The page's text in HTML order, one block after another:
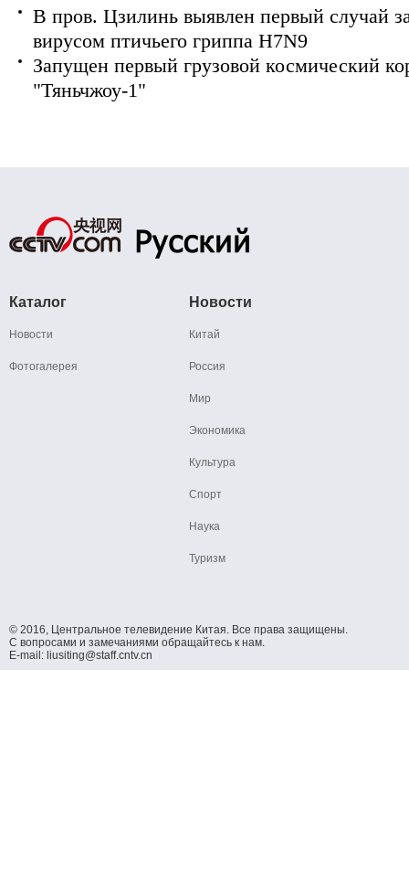
В пров. Цзилинь выявлен первый случай
вирусом птичьего гриппа H7N9
Запущен первый грузовой космический
"Тяньчжоу-1"
Каталог
Новости
Фотогалерея
Новости
Китай
Россия
Мир
Экономика
Культура
Спорт
Наука
Туризм
© 2016, Центральное телевидение Китая. Все права защищены.
С вопросами и замечаниями обращайтесь к нам.
E-mail: liusiting@staff.cntv.cn